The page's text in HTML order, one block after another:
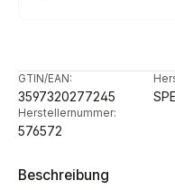
GTIN/EAN:
3597320277245
Herstellernummer:
576572
Beschreibung